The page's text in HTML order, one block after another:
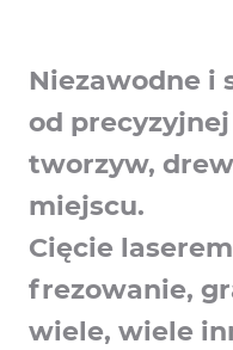
Niezawodne i
od
tworzyw,
miejscu.
Cięcie
frezowanie,
wiele, wiele